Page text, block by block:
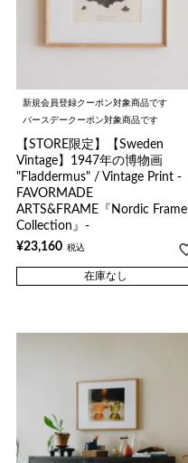
新規会員登録クーポン対象商品です
バースデークーポン対象商品です
【STORE限定】【Sweden
Vintage】1947年の博物画
"Fladdermus" / Vintage Print -
FAVORMADE
ARTS&FRAME『Nordic Frame
Collection』-
¥23,160 税込
在庫なし